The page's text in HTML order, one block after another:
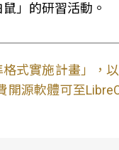
」的研習活動。
式實施計畫」，
源軟體可至